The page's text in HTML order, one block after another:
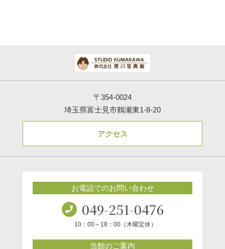
〒354-0024
埼玉県富士見市鶴瀬東1-8-20
アクセス
お電話でのお問い合わせ
049-251-0476
10：00～18：00（木曜定休）
当館のご案内